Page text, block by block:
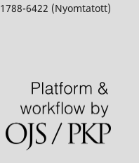
6422 (Nyomtatott)